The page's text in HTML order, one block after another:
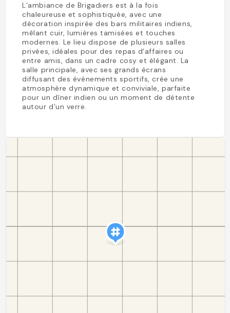
L’ambiance de Brigadiers est à la fois
chaleureuse et sophistiquée, avec une
décoration inspirée des bars militaires indiens,
mêlant cuir, lumières tamisées et touches
modernes. Le lieu dispose de plusieurs salles
privées, idéales pour des repas d’affaires ou
entre amis, dans un cadre cosy et élégant. La
salle principale, avec ses grands écrans
diffusant des événements sportifs, crée une
atmosphère dynamique et conviviale, parfaite
pour un dîner indien ou un moment de détente
autour d’un verre.